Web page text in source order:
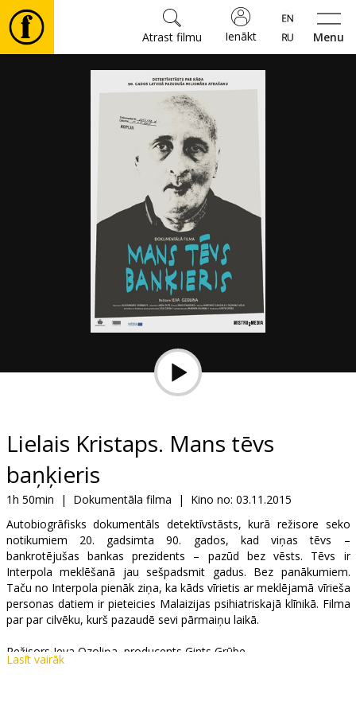
Menu
Ienākt
Atrast filmu
Pasākumi
B2B
Kino
Klubs
Lielais Kristaps. Mans tēvs
baņķieris
1h 50min | Dokumentāla filma | Kino no: 03.11.2015
Autobiogrāfisks dokumentāls detektīvstāsts, kurā režisore seko
notikumiem 20. gadsimta 90. gados, kad viņas tēvs –
bankrotējušas bankas prezidents – pazūd bez vēsts. Tēvs ir
Interpola meklēšanā jau sešpadsmit gadus. Bez panākumiem.
Taču no Interpola pienāk ziņa, ka kāds vīrietis ar meklējamā vīrieša
personas datiem ir pieteicies Malaizijas psihiatriskajā klīnikā. Filma
par par cilvēku, kurš pazaudē sevi pārmaiņu laikā.
Režisors Ieva Ozoliņa, producents Gints Grūbe.
Lasīt vairāk